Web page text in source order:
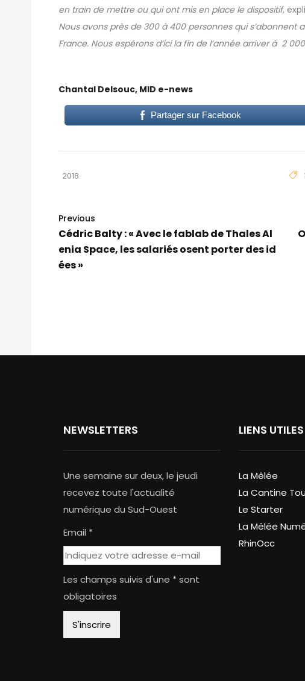
en train de mettre ou qui ont mis en place le dispositif,
Nous avons près de 300 à 400 personnes qui s’abonnent
France. Nous espérons d’ici la fin de l’année arriver à 2
Chantal Delsouc, MID e-news
Partager sur Facebook
2018
Previous
Cédric Balty : « Avec le fablab de Thales Al
enia Space, les salariés osent porter des id
ées »
NEWSLETTERS
Une semaine sur deux, le jeudi
recevez toute l'actualité
numérique du Sud-Ouest
Email *
Les champs suivis d'une * sont
obligatoires
LIENS UTILES
La Mêlée
La Cantine
Le Starter
La Mêlée
RhinOcc